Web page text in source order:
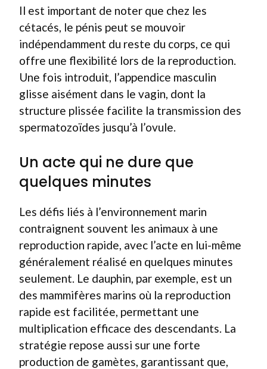
Il est important de noter que chez les
cétacés, le pénis peut se mouvoir
indépendamment du reste du corps, ce qui
offre une flexibilité lors de la reproduction.
Une fois introduit, l’appendice masculin
glisse aisément dans le vagin, dont la
structure plissée facilite la transmission des
spermatozoïdes jusqu’à l’ovule.
Un acte qui ne dure que
quelques minutes
Les défis liés à l’environnement marin
contraignent souvent les animaux à une
reproduction rapide, avec l’acte en lui-même
généralement réalisé en quelques minutes
seulement. Le dauphin, par exemple, est un
des mammifères marins où la reproduction
rapide est facilitée, permettant une
multiplication efficace des descendants. La
stratégie repose aussi sur une forte
production de gamètes, garantissant que,